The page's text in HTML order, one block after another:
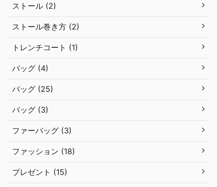
ストール (2)
ストール巻き方 (2)
トレンチコート (1)
バッグ (4)
バッグ (25)
バッグ (3)
ファーバッグ (3)
ファッション (18)
プレゼント (15)